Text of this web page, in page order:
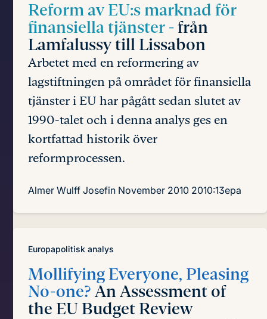
Reform av EU:s marknad för
finansiella tjänster -från
Lamfalussy till Lissabon
Arbetet med en reformering av
lagstiftningen på området för finansiella
tjänster i EU har pågått sedan slutet av
1990-talet och i denna analys ges en
kortfattad historik över
reformprocessen.
Almer Wulff Josefin November 2010 2010:13epa
Europapolitisk analys
Mollifying Everyone, Pleasing
No-one?An Assessment of
the EU Budget Review